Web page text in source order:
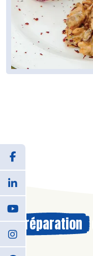
Préparation